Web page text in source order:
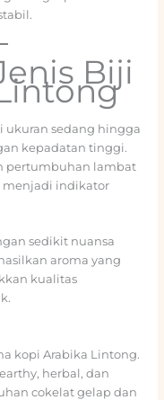
Biji
ukuran sedang hingga
kepadatan tinggi.
pertumbuhan lambat
menjadi indikator
sedikit nuansa
aroma yang
kualitas
kopi Arabika Lintong.
herbal, dan
cokelat gelap dan